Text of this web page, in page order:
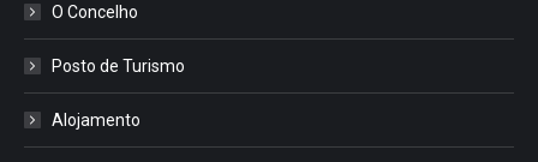
O Concelho
Posto de Turismo
Alojamento